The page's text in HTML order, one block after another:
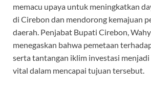
memacu upaya untuk meningkatkan
di Cirebon dan mendorong kemajuan
daerah. Penjabat Bupati Cirebon,
menegaskan bahwa pemetaan
serta tantangan iklim investasi menjadi
vital dalam mencapai tujuan tersebut.